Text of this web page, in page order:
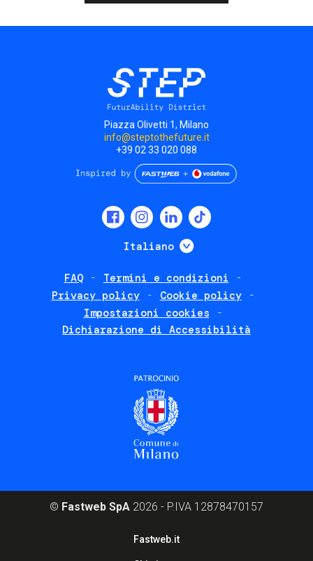
Piazza Olivetti 1, Milano
info@steptothefuture.it
+39 02 33 020 088
Italiano Mostra ulteriori
FAQ
Termini e condizioni
Privacy policy
Cookie policy
Impostazioni cookies
Dichiarazione di Accessibilità
© Fastweb SpA 2026 - P.IVA 12878470157
Fastweb.it